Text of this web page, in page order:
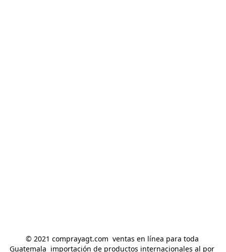
© 2021 comprayagt.com  ventas en línea para toda
Guatemala  importación de productos internacionales al por